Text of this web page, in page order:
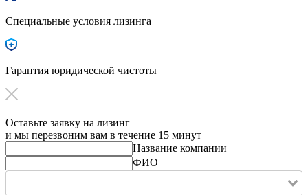
Специальные условия лизинга
Гарантия юридической чистоты
Оставьте заявку на лизинг
и мы перезвоним вам в течение 15 минут
Название компании
ФИО